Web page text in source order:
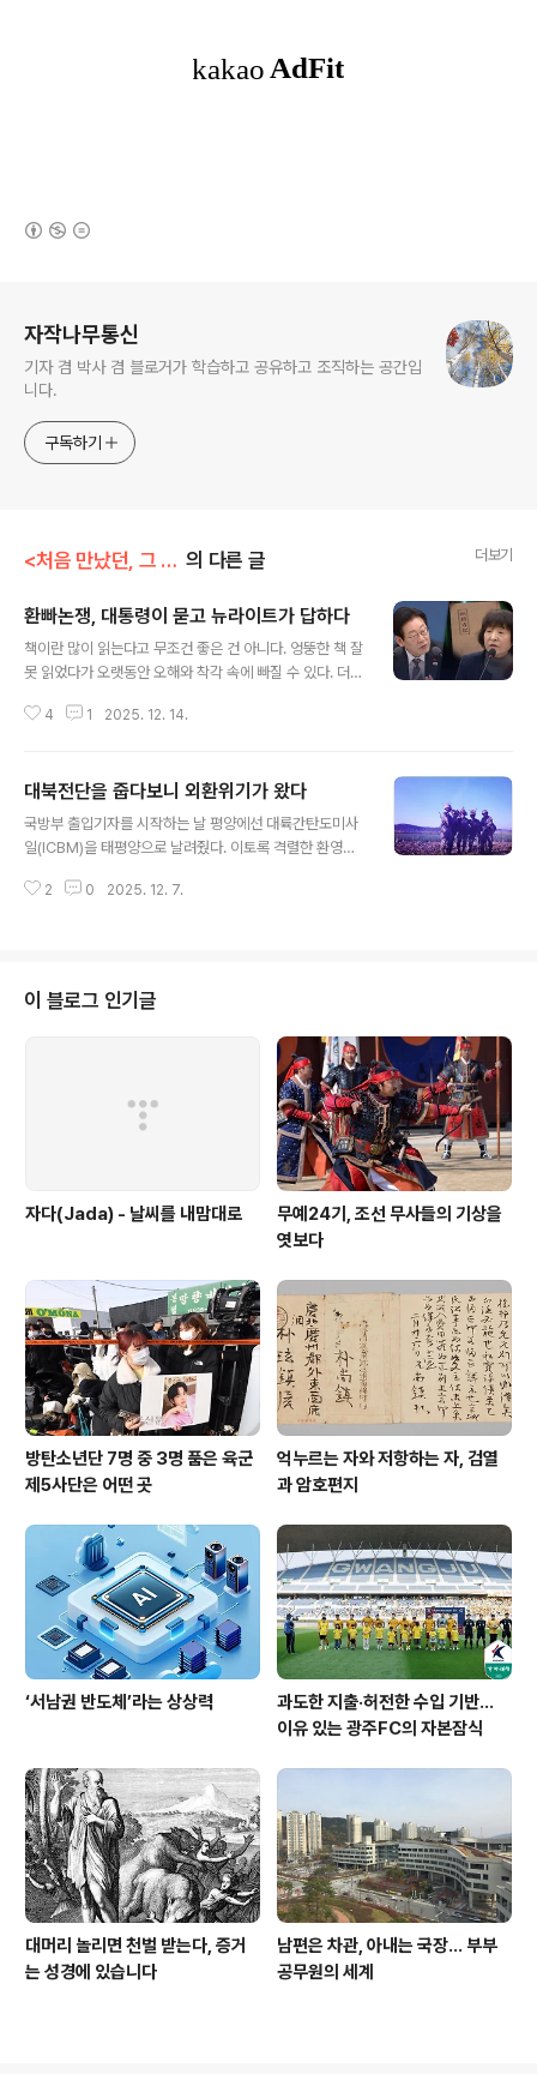
자작나무통신
기자 겸 박사 겸 블로거가 학습하고 공유하고 조직하는 공간입
니다.
구독하기
<처음 만났던, 그 모든 순간들> 의 다른 글 더보기
환빠논쟁, 대통령이 묻고 뉴라이트가 답하다
책이란 많이 읽는다고 무조건 좋은 건 아니다. 엉뚱한 책 잘
못 읽었다가 오랫동안 오해와 착각 속에 빠질 수 있다. 더
서 자기 관점을 정립하지 않고 한가지 책에 너무 빠져 버릴
난 12일 업무보고에서 이재명은 동북아역사재단 이사장
박지향에게 ‘환빠논쟁’을 물었다. 이재명은 "역사교육과 관
련해 무슨 '환빠 논쟁' 있지 않으냐... 환단고기를 주장하고
고대 역사 부분에 대한 연구를 놓고 지금 다툼이 벌어지는
4 1 2025. 12. 14.
대북전단을 줍다보니 외환위기가 왔다
국방부 출입기자를 시작하는 날 평양에선 대륙간탄도미사
일(ICBM)을 태평양으로 날려줬다. 이토록 격렬한 환영인
름은 틈만 나면 날려주는 미사일로 바람잘 날 없었다. 이에
대북방송과 대북전단을 재개했다. 윤석열 정부에서 호기롭
게 하는 것 가운데 납득이 되는 게 뭐가 있을까. 국방부를
보고 있으면 이상한 나라 붉은 여왕 옆에 부동자세로 서 있
는 개구리들만 자꾸 생각났다. 국방부 출입할 때 수많은 기
사를 썼지만 가장 즐거운 마음으로 쓴 건 역시나 방탄소년
단(BTS) 기사였다. 방탄소년단(..
2 0 2025. 12. 7.
이 블로그 인기글
자다(Jada) - 날씨를 내맘대로
무예24기, 조선 무사들의 기상을
엿보다
방탄소년단 7명 중 3명 품은 육군
제5사단은 어떤 곳
억누르는 자와 저항하는 자, 검열
과 암호편지
‘서남권 반도체’라는 상상력
과도한 지출·허전한 수입 기반…
이유 있는 광주FC의 자본잠식
대머리 놀리면 천벌 받는다, 증거
는 성경에 있습니다
남편은 차관, 아내는 국장... 부부
공무원의 세계